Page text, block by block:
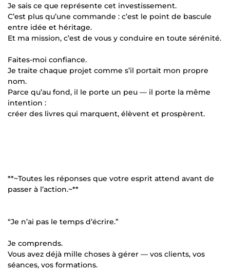
Je sais ce que représente cet investissement.
C’est plus qu’une commande : c’est le point de bascule
entre idée et héritage.
Et ma mission, c’est de vous y conduire en toute sérénité.
Faites-moi confiance.
Je traite chaque projet comme s’il portait mon propre
nom.
Parce qu’au fond, il le porte un peu — il porte la même
intention :
créer des livres qui marquent, élèvent et prospèrent.
**~Toutes les réponses que votre esprit attend avant de
passer à l’action.~**
“Je n’ai pas le temps d’écrire.”
Je comprends.
Vous avez déjà mille choses à gérer — vos clients, vos
séances, vos formations.